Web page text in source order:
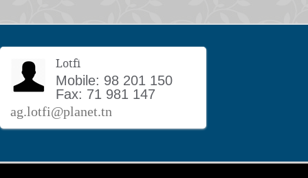
Lotfi
Mobile: 98 201 150
Fax: 71 981 147
ag.lotfi@planet.tn